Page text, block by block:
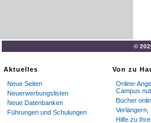
©
Aktuelles
Neue Seiten
Neuerwerbungslisten
Neue Datenbanken
Führungen und Schulungen
Von zu
Online-
Campus
Bücher
Verlängern,
Hilfe zu